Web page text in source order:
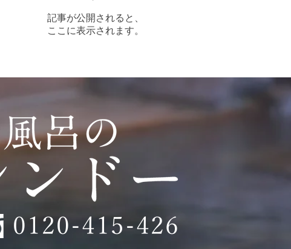
記事が公開されると、
ここに表示されます。
0120-415-426